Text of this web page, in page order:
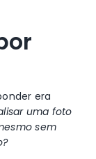
era
uma foto
sem